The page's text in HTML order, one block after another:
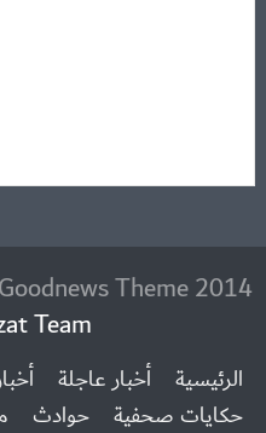
Goodnews Theme
Team
الرئيسية أخبار عاجلة
حكايات صحفية
حوادث